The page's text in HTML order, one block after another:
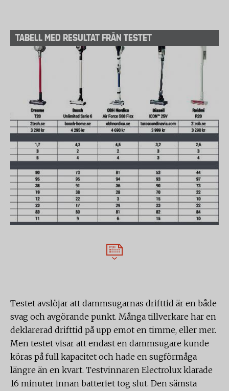
TABELL MED RESULTAT FRÅN TESTET
Testet avslöjar att dammsugarnas drifttid är en både
svag och avgörande punkt. Många tillverkare har en
deklarerad drifttid på upp emot en timme, eller mer.
Men testet visar att endast en dammsugare kunde
köras på full kapacitet och hade en sugförmåga
längre än en kvart. Testvinnaren Electrolux klarade
16 minuter innan batteriet tog slut. Den sämsta